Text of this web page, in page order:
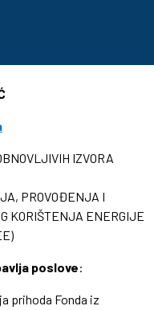
IZVORA
PROVOĐENJA I
KORIŠTENJA ENERGIJE
poslove:
prihoda Fonda iz